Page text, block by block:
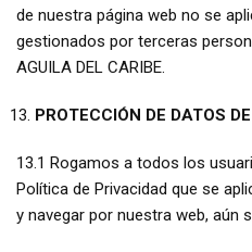
de nuestra página web no se
gestionados por terceras
AGUILA DEL CARIBE.
PROTECCIÓN DE DATOS
13.1 Rogamos a todos los
Política de Privacidad que se
y navegar por nuestra web, aún